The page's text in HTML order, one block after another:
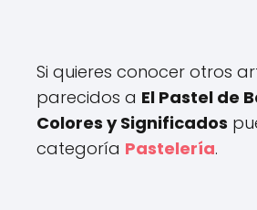
Si quieres conocer otros
parecidos a El Pastel de
Colores y Significados
categoría Pastelería.